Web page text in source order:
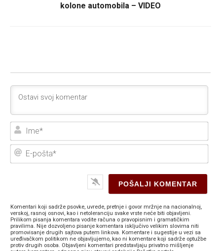
kolone automobila – VIDEO
E-
Komentari koji sadrže psovke, uvrede, pretnje i govor mržnje na nacionalnoj,
verskoj, rasnoj osnovi, kao i netoleranciju svake vrste neće biti objavljeni.
Prilikom pisanja komentara vodite računa o pravopisnim i gramatičkim
pravilima. Nije dozvoljeno pisanje komentara isključivo velikim slovima niti
promovisanje drugih sajtova putem linkova. Komentare i sugestije u vezi sa
uređivačkom politikom ne objavljujemo, kao ni komentare koji sadrže optužbe
protiv drugih osoba. Objavljeni komentari predstavljaju privatno mišljenje